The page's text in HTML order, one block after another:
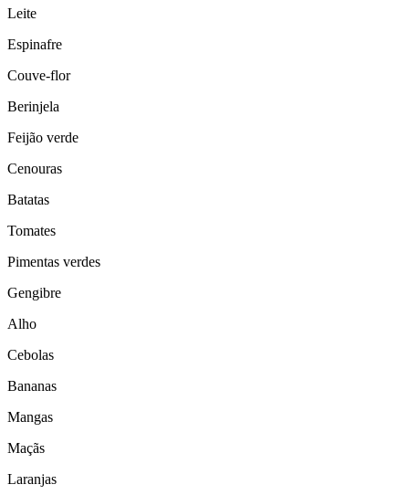
Leite
Espinafre
Couve-flor
Berinjela
Feijão verde
Cenouras
Batatas
Tomates
Pimentas verdes
Gengibre
Alho
Cebolas
Bananas
Mangas
Maçãs
Laranjas